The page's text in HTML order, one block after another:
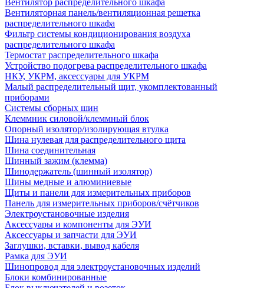
Вентилятор распределительного шкафа
Вентиляторная панель/вентиляционная решетка
распределительного шкафа
Фильтр системы кондиционирования воздуха
распределительного шкафа
Термостат распределительного шкафа
Устройство подогрева распределительного шкафа
НКУ, УКРМ, аксессуары для УКРМ
Малый распределительный щит, укомплектованный
приборами
Системы сборных шин
Клеммник силовой/клеммный блок
Опорный изолятор/изолирующая втулка
Шина нулевая для распределительного щита
Шина соединительная
Шинный зажим (клемма)
Шинодержатель (шинный изолятор)
Шины медные и алюминиевые
Щиты и панели для измерительных приборов
Панель для измерительных приборов/счётчиков
Электроустановочные изделия
Аксессуары и компоненты для ЭУИ
Аксессуары и запчасти для ЭУИ
Заглушки, вставки, вывод кабеля
Рамка для ЭУИ
Шинопровод для электроустановочных изделий
Блоки комбинированные